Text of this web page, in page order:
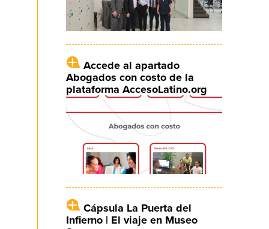
Accede al apartado
Abogados con costo de la
plataforma AccesoLatino.org
Cápsula La Puerta del
Infierno | El viaje en Museo